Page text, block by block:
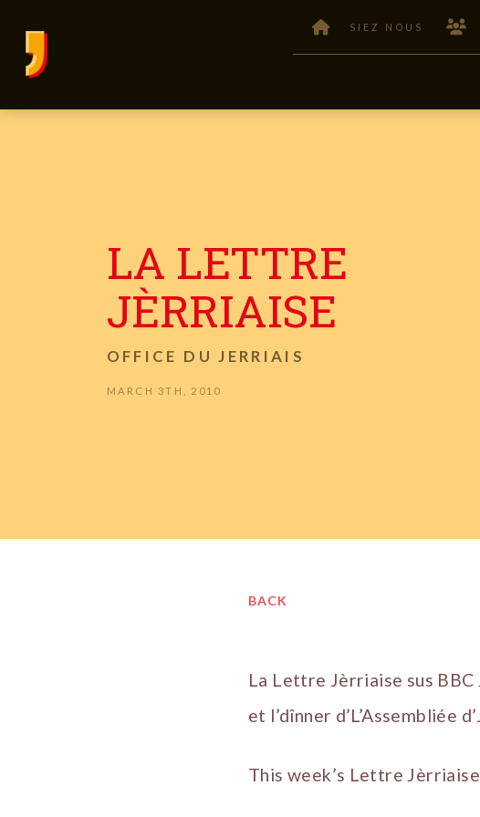
SIEZ NOUS
LA LETTRE
JÈRRIAISE
OFFICE DU JERRIAIS
MARCH 3TH, 2010
BACK
La Lettre Jèrriaise sus BBC
et l’dînner d’L’Assembliée
This week’s Lettre